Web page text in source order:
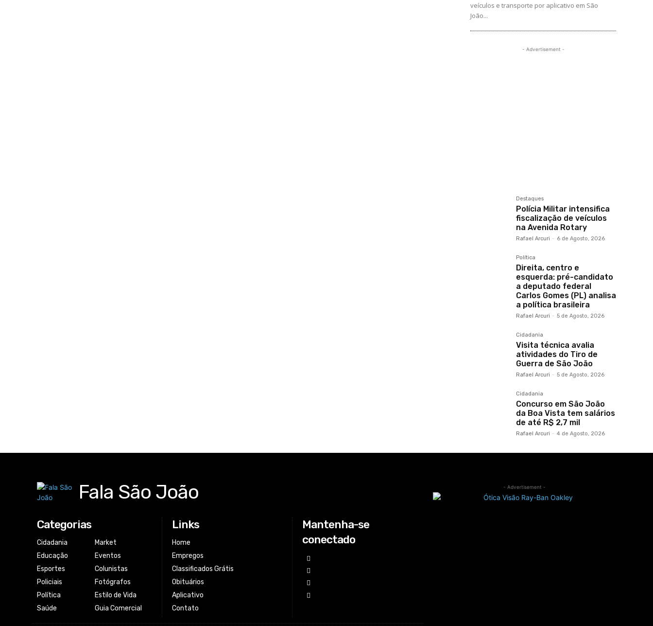
veículos e transporte por aplicativo em São
João...
- Advertisement -
Destaques
Polícia Militar intensifica
fiscalização de veículos
na Avenida Rotary
Rafael Arcuri - 6 de Agosto, 2026
Política
Direita, centro e
esquerda: pré-candidato
a deputado federal
Carlos Gomes (PL) analisa
a política brasileira
Rafael Arcuri - 5 de Agosto, 2026
Cidadania
Visita técnica avalia
atividades do Tiro de
Guerra de São João
Rafael Arcuri - 5 de Agosto, 2026
Cidadania
Concurso em São João
da Boa Vista tem salários
de até R$ 2,7 mil
Rafael Arcuri - 4 de Agosto, 2026
Fala São João
Categorias
Cidadania
Educação
Esportes
Policiais
Política
Saúde
Market
Eventos
Colunistas
Fotógrafos
Estilo de Vida
Guia Comercial
Links
Home
Empregos
Classificados Grátis
Obituários
Aplicativo
Contato
Mantenha-se
conectado
- Advertisement -